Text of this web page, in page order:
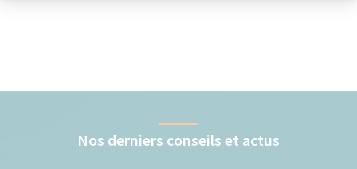
Nos derniers conseils et actus